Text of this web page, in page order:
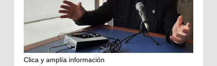
Clica y amplía información